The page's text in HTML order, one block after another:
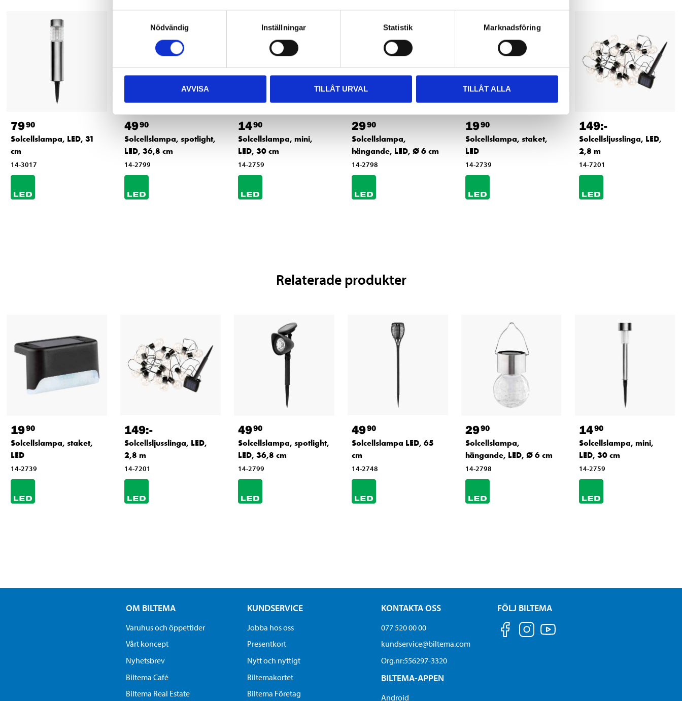
Nödvändig
Inställningar Statistik Marknadsföring
AVVISA TILLÅT URVAL TILLÅT ALLA
7990
Solcellslampa, LED, 31
cm
14-3017
4990
Solcellslampa, spotlight,
LED, 36,8 cm
14-2799
1490
Solcellslampa, mini,
LED, 30 cm
14-2759
2990
Solcellslampa,
hängande, LED, Ø 6 cm
14-2798
1990
Solcellslampa, staket,
LED
14-2739
149:-
Solcellsljusslinga, LED,
2,8 m
14-7201
Relaterade produkter
1990
Solcellslampa, staket,
LED
14-2739
149:-
Solcellsljusslinga, LED,
2,8 m
14-7201
4990
Solcellslampa, spotlight,
LED, 36,8 cm
14-2799
4990
Solcellslampa LED, 65
cm
14-2748
2990
Solcellslampa,
hängande, LED, Ø 6 cm
14-2798
1490
Solcellslampa, mini,
LED, 30 cm
14-2759
OM BILTEMA
Varuhus och öppettider
Vårt koncept
Nyhetsbrev
Biltema Café
Biltema Real Estate
KUNDSERVICE
Jobba hos oss
Presentkort
Nytt och nyttigt
Biltemakortet
Biltema Företag
KONTAKTA OSS
077 520 00 00
kundservice@biltema.com
Org.nr:556297-3320
BILTEMA-APPEN
Android
FÖLJ BILTEMA